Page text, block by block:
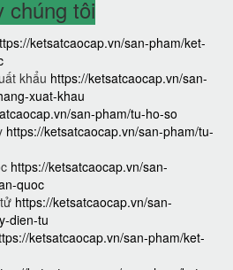
chúng tôi
ketsatcaocap.vn/san-pham/ket-
khẩu https://ketsatcaocap.vn/san-
xuat-khau
san-pham/tu-ho-so
https://ketsatcaocap.vn/san-pham/tu-
https://ketsatcaocap.vn/san-
quoc
https://ketsatcaocap.vn/san-
dien-tu
ketsatcaocap.vn/san-pham/ket-